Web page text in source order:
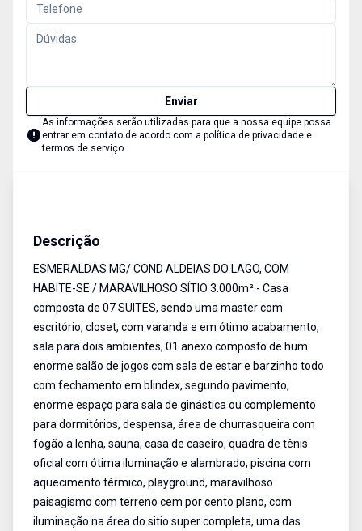
Enviar
As informações serão utilizadas para que a nossa equipe possa
entrar em contato de acordo com a política de privacidade e
termos de serviço
Descrição
ESMERALDAS MG/ COND ALDEIAS DO LAGO, COM
HABITE-SE / MARAVILHOSO SÍTIO 3.000m² - Casa
composta de 07 SUITES, sendo uma master com
escritório, closet, com varanda e em ótimo acabamento,
sala para dois ambientes, 01 anexo composto de hum
enorme salão de jogos com sala de estar e barzinho todo
com fechamento em blindex, segundo pavimento,
enorme espaço para sala de ginástica ou complemento
para dormitórios, despensa, área de churrasqueira com
fogão a lenha, sauna, casa de caseiro, quadra de tênis
oficial com ótima iluminação e alambrado, piscina com
aquecimento térmico, playground, maravilhoso
paisagismo com terreno cem por cento plano, com
iluminação na área do sitio super completa, uma das